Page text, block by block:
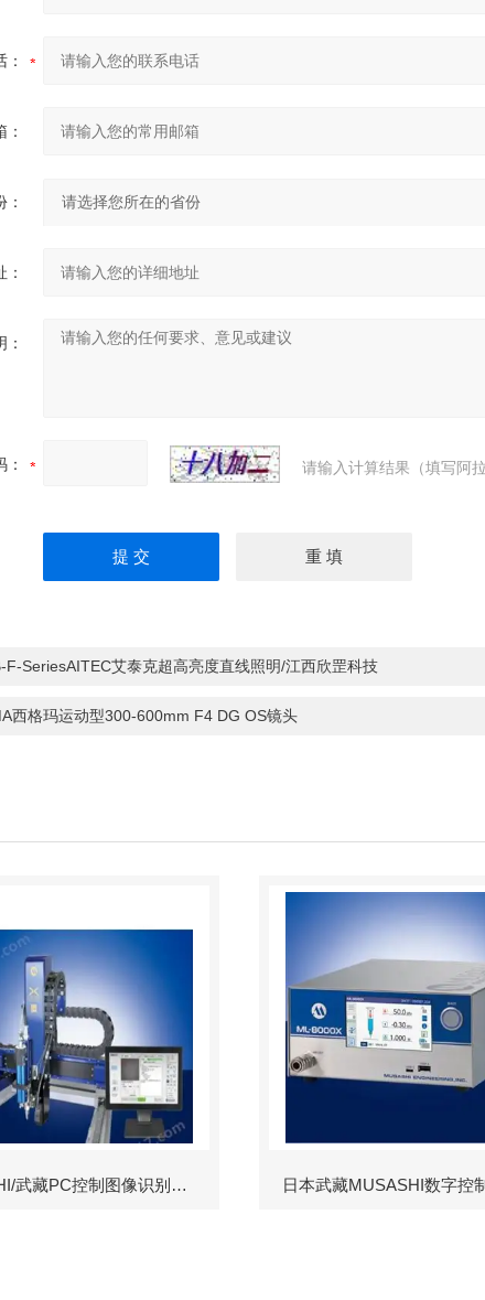
：
请输入计算结果（填写阿
F-SeriesAITEC艾泰克超高亮度直线照明/江西欣罡科技
西格玛运动型300-600mm F4 DG OS镜头
MUSASHI/武藏PC控制图像识别机械臂 日本武藏MUSASHI数字控